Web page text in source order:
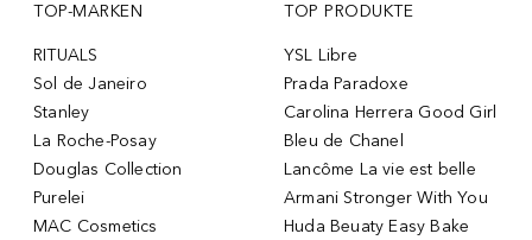
TOP-MARKEN
RITUALS
Sol de Janeiro
Stanley
La Roche-Posay
Douglas Collection
Purelei
MAC Cosmetics
TOP PRODUKTE
YSL Libre
Prada Paradoxe
Carolina Herrera Good Girl
Bleu de Chanel
Lancôme La vie est belle
Armani Stronger With You
Huda Beuaty Easy Bake